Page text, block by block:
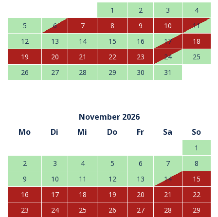
1 2 3
4
5
6 7 8 9 10
11
12
13 14 15 16 17
18
19
20 21 22 23 24
25
26
27 28 29 30 31
November 2026
Mo
Di Mi Do Fr Sa So
1
2
3 4 5 6 7
8
9
10 11 12 13 14
15
16
17 18 19 20 21
22
23
24 25 26 27 28
29